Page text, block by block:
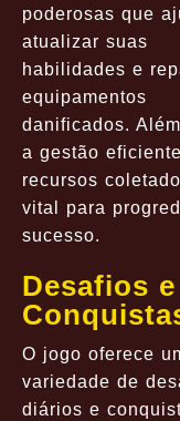
poderosas que
atualizar suas
habilidades e
equipamentos
danificados.
a gestão
recursos
vital para
sucesso.
Desafios e
O jogo oferece
variedade de
diários e